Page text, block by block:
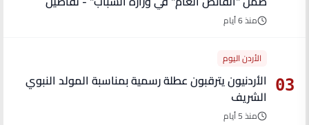
منذ 6 أيام
03
الأردن اليوم
الأردنيون يترقبون عطلة رسمية بمناسبة المولد النبوي
الشريف
منذ 5 أيام